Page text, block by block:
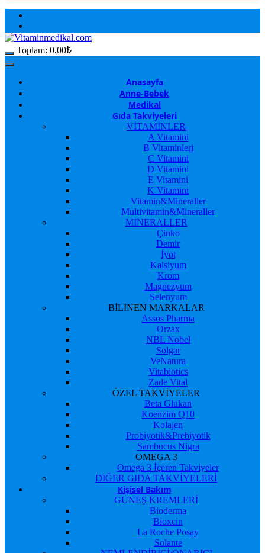
Toplam: 0,00₺
Anasayfa
Anne-Bebek
Medikal
Gıda Takviyeleri
VİTAMİNLER
A Vitamini
B Vitaminleri
C Vitamini
D Vitamini
E Vitamini
K Vitamini
Vitamin&Mineraller
Multivitamin&Mineraller
MİNERALLER
Çinko
Demir
İyot
Kalsiyum
Krom
Magnezyum
Selenyum
BİLİNEN MARKALAR
Assos Pharma
Orzax
NBL Nobel
Solgar
VeNatura
Vitabiotics
Zade Vital
ÖZEL TAKVİYELER
Beta Glukan
Koenzim Q10
Kolajen
Probiyotik&Prebiyotik
Sambucus Nigra
OMEGA 3
Omega 3 İçeren Takviyeler
DİĞER GIDA TAKVİYELERİ
Kişisel Bakım
GÜNEŞ KREMLERİ
Bioderma
Bioxcin
La Roche Posay
Solante